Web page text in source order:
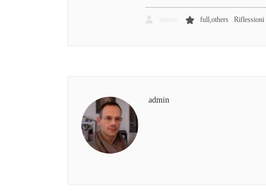
full,others ,Riflessioni
admin